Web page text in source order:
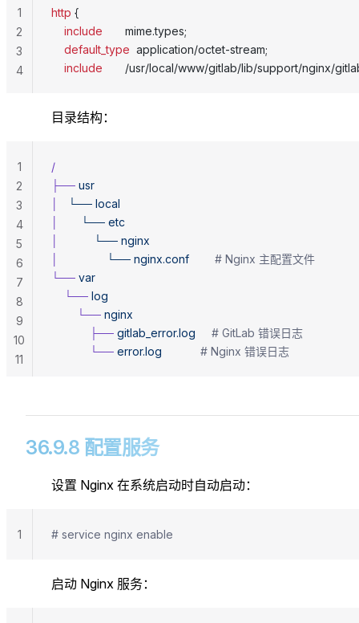
http {
    include
      mime.types;
    default_type
application/octet-stream;
    include
/usr/local/www/gitlab/lib/support/nginx/
1
2
3
4
目录结构：
/
├── usr
   └──
local
       └──
etc
           └──
nginx
               └──
nginx.conf
        # Nginx 主配置文件
└── var
    └──
log
        └──
nginx
            ├──
gitlab_error.log
     # GitLab 错误日志
            └──
error.log
            # Nginx 错误日志
1
2
3
4
5
6
7
8
9
10
11
36.9.8 配置服务
设置 Nginx 在系统启动时自动启动：
# service nginx enable
1
启动 Nginx 服务：